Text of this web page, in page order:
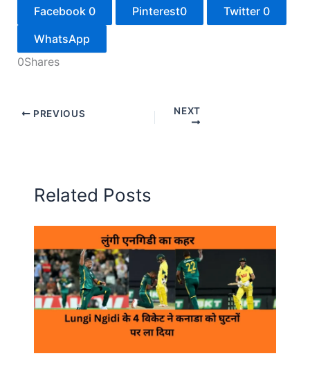
Facebook 0 Pinterest0 Twitter 0
WhatsApp
0Shares
PREVIOUS NEXT
Related Posts